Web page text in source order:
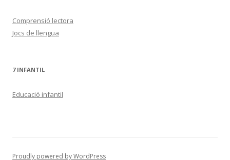
Comprensió lectora
Jocs de llengua
7 INFANTIL
Educació infantil
Proudly powered by WordPress